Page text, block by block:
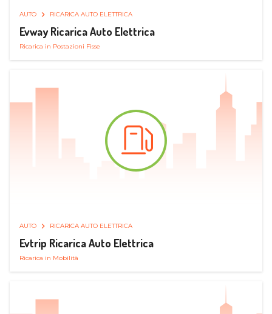
AUTO RICARICA AUTO ELETTRICA
Evway Ricarica Auto Elettrica
Ricarica in Postazioni Fisse
AUTO RICARICA AUTO ELETTRICA
Evtrip Ricarica Auto Elettrica
Ricarica in Mobilità